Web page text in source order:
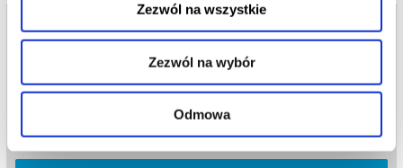
Zezwól na wszystkie
Zezwól na wybór
Odmowa
Cztery pory miłości
30.09.2026 , g. 19:00
Warszawa
Teatr Polski im. Arnolda Szyfmana...
od 21,20 pln